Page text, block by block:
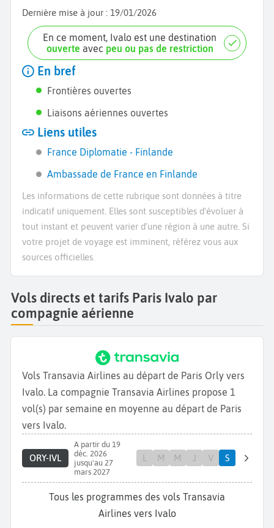
Dernière mise à jour : 19/01/2026
En ce moment, Ivalo est une destination
ouverte avec peu ou pas de restriction
En bref
Frontières ouvertes
Liaisons aériennes ouvertes
Liens utiles
France Diplomatie - Finlande
Ambassade de France en Finlande
Les informations de cette rubrique sont données à titre
indicatif uniquement. Elles sont susceptibles d’évoluer à
tout instant et peuvent varier d’une région à une autre. Si
votre projet de voyage est imminent, référez vous aux
sources officielles.
Vols directs et tarifs Paris Ivalo par
compagnie aérienne
Vols Transavia Airlines au départ de Paris Orly vers
Ivalo. La compagnie Transavia Airlines propose 1
vol(s) par semaine en moyenne au départ de Paris
vers Ivalo.
ORY-IVL
A partir du 19
déc. 2026
jusqu'au 27
mars 2027
L M M J V S
Tous les programmes des vols Transavia
Airlines vers Ivalo